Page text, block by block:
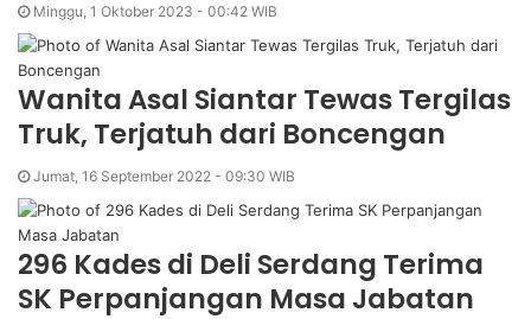
Minggu, 1 Oktober 2023 - 00:42 WIB
Wanita Asal Siantar Tewas Tergilas
Truk, Terjatuh dari Boncengan
Jumat, 16 September 2022 - 09:30 WIB
296 Kades di Deli Serdang Terima
SK Perpanjangan Masa Jabatan